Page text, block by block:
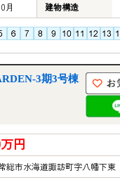
月 建物構造
3期3号棟
円
総市水海道諏訪町字八幡下東